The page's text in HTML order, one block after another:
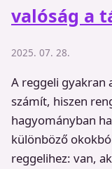
valóság a
2025. 07. 28.
A reggeli gyakran
számít, hiszen
hagyományban
különböző
reggelihez: van,